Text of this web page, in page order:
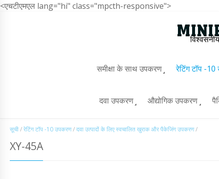
<एचटीएमएल lang="hi" class="mpcth-responsive">
समीक्षा के साथ उपकरण रेटिंग टॉप -
दवा उपकरण औद्योगिक उपकरण
सूची/रेटिंग टॉप -10 उपकरण/दवा उत्पादों के लिए स्वचालित खुराक और पैकेजिंग उपकरण/
XY-45A